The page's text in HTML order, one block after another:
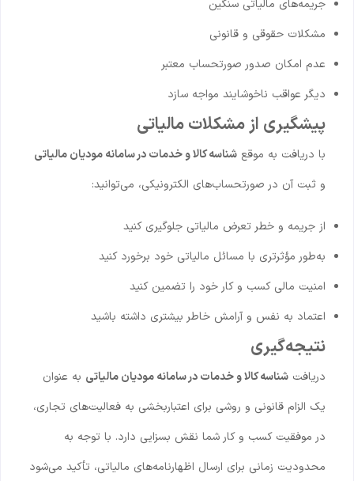
جریمه‌های مالیاتی سنگین
مشکلات حقوقی و قانونی
عدم امکان صدور صورتحساب معتبر
دیگر عواقب ناخوشایند مواجه سازد
پیشگیری از مشکلات مالیاتی
با دریافت به موقع شناسه کالا و خدمات در سامانه مودیان مالیاتی
و ثبت آن در صورتحساب‌های الکترونیکی، می‌توانید:
از جریمه و خطر تعرض مالیاتی جلوگیری کنید
به‌طور مؤثرتری با مسائل مالیاتی خود برخورد کنید
امنیت مالی کسب و کار خود را تضمین کنید
اعتماد به نفس و آرامش خاطر بیشتری داشته باشید
نتیجه‌گیری
دریافت شناسه کالا و خدمات در سامانه مودیان مالیاتی به عنوان
یک الزام قانونی و روشی برای اعتباربخشی به فعالیت‌های تجاری،
در موفقیت کسب و کار شما نقش بسزایی دارد. با توجه به
محدودیت زمانی برای ارسال اظهارنامه‌های مالیاتی، تأکید می‌شود